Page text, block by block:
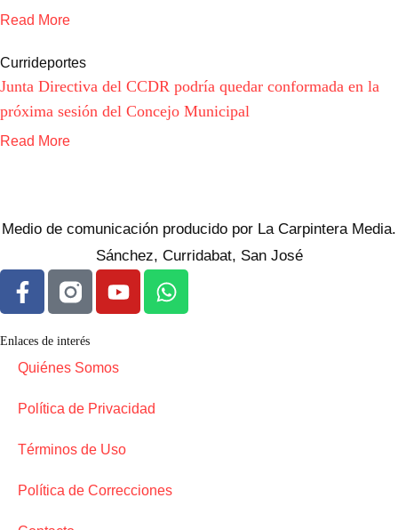
Read More
Currideportes
Junta Directiva del CCDR podría quedar conformada en la
próxima sesión del Concejo Municipal
Read More
Medio de comunicación producido por La Carpintera Media.
Sánchez, Curridabat, San José
Enlaces de interés
Quiénes Somos
Política de Privacidad
Términos de Uso
Política de Correcciones